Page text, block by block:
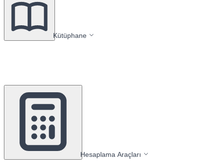
Kütüphane
Hesaplama Araçları